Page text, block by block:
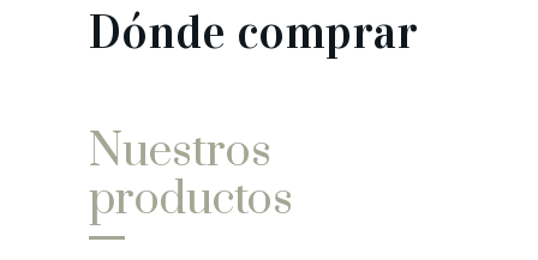
Dónde comprar
Nuestros
productos